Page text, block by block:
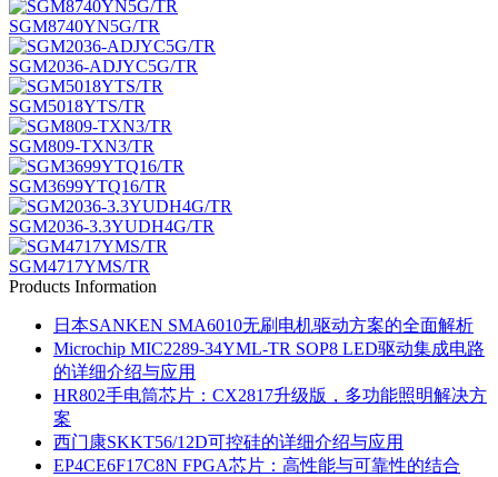
SGM8740YN5G/TR
SGM2036-ADJYC5G/TR
SGM5018YTS/TR
SGM809-TXN3/TR
SGM3699YTQ16/TR
SGM2036-3.3YUDH4G/TR
SGM4717YMS/TR
Products Information
日本SANKEN SMA6010无刷电机驱动方案的全面解析
Microchip MIC2289-34YML-TR SOP8 LED驱动集成电路
的详细介绍与应用
HR802手电筒芯片：CX2817升级版，多功能照明解决方
案
西门康SKKT56/12D可控硅的详细介绍与应用
EP4CE6F17C8N FPGA芯片：高性能与可靠性的结合